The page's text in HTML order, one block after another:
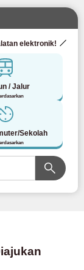
elektronik!
/ Jalur
Sekolah